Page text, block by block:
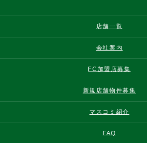
店舗一覧
会社案内
FC加盟店募集
新規店舗物件募集
マスコミ紹介
FAQ